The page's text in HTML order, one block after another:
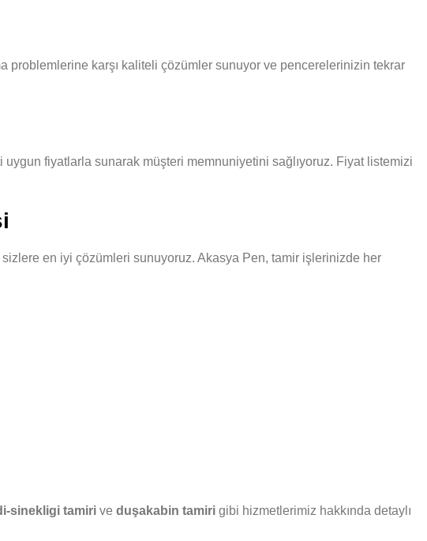
problemlerine karşı kaliteli çözümler sunuyor ve pencerelerinizin tekrar
fiyatlarla sunarak müşteri memnuniyetini sağlıyoruz. Fiyat listemizi
sizlere en iyi çözümleri sunuyoruz. Akasya Pen, tamir işlerinizde her
sinekligi tamiri ve duşakabin tamiri gibi hizmetlerimiz hakkında detaylı